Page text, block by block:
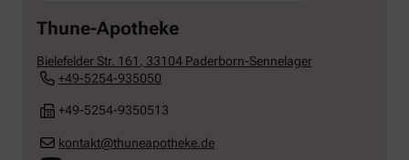
Thune-Apotheke
Bielefelder Str. 161 , 33104 Paderborn-Sennelager
+49-5254-935050
+49-5254-9350513
kontakt@thuneapotheke.de